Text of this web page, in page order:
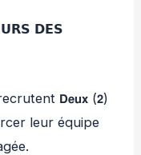
𝗗𝗘𝗦
recrutent 𝗗𝗲𝘂𝘅 (𝟮)
leur équipe